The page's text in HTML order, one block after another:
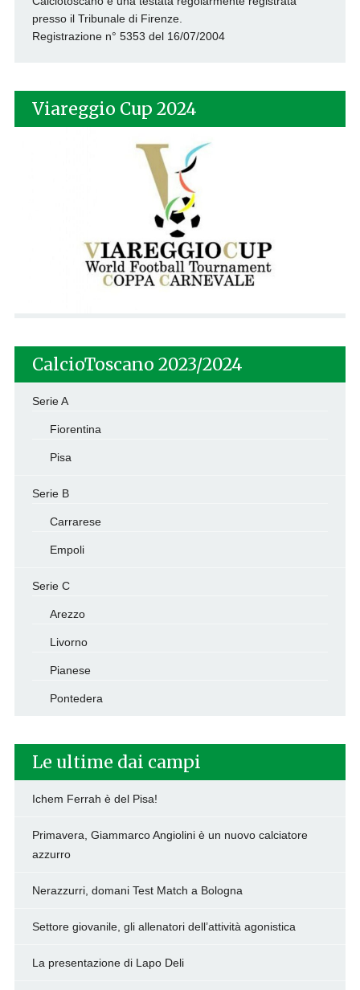
presso il Tribunale di Firenze.
Registrazione n° 5353 del 16/07/2004
Viareggio Cup 2024
CalcioToscano 2023/2024
Serie A
Fiorentina
Pisa
Serie B
Carrarese
Empoli
Serie C
Arezzo
Livorno
Pianese
Pontedera
Le ultime dai campi
Ichem Ferrah è del Pisa!
Primavera, Giammarco Angiolini è un nuovo calciatore
azzurro
Nerazzurri, domani Test Match a Bologna
Settore giovanile, gli allenatori dell’attività agonistica
La presentazione di Lapo Deli